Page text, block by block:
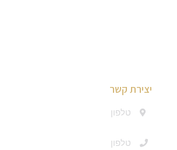
יצירת קשר
טלפון
טלפון